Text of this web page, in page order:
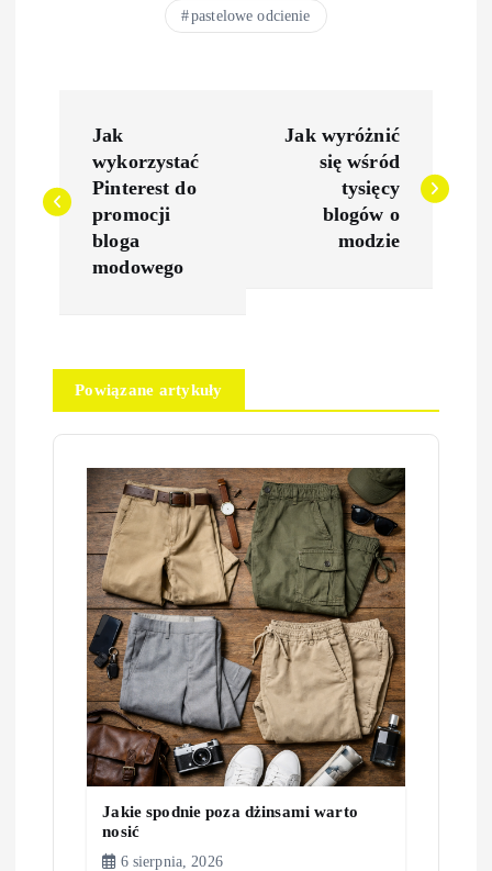
pastelowe odcienie
w
a
c
Jak
wykorzystać
Pinterest do
promocji
bloga
modowego
Jak wyróżnić
się wśród
tysięcy
blogów o
modzie
Powiązane artykuły
Jakie spodnie poza dżinsami warto
nosić
6 sierpnia, 2026